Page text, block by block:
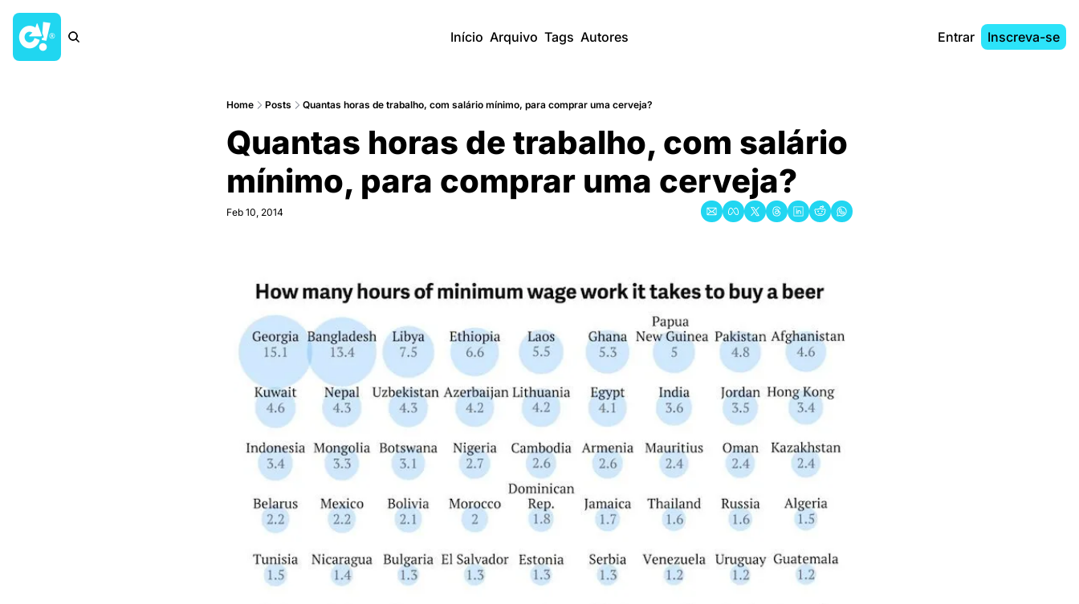
Início Arquivo Tags Autores Entrar Inscreva-se
Home Posts Quantas horas de trabalho, com salário mínimo, para comprar uma cerveja?
Quantas horas de trabalho, com salário
mínimo, para comprar uma cerveja?
Feb 10, 2014